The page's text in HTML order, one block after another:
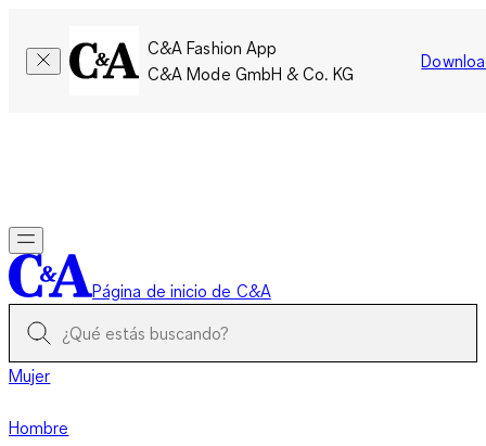
C&A Fashion App
C&A Mode GmbH & Co. KG
Página de inicio de C&A
Mujer
Hombre